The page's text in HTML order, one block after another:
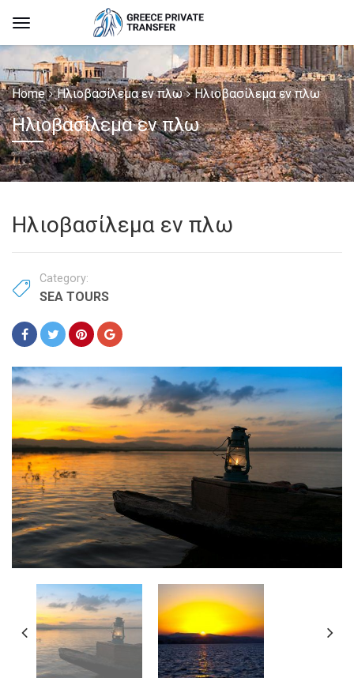
Home Ηλιοβασίλεμα εν πλω Ηλιοβασίλεμα εν πλω
Ηλιοβασίλεμα εν πλω
Ηλιοβασίλεμα εν πλω
Category:
SEA TOURS